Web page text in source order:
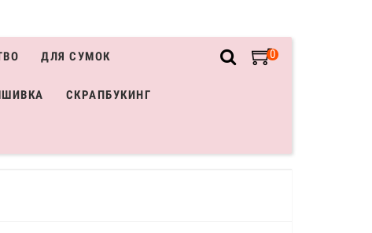
0
ДЛЯ СУМОК
СКРАПБУКИНГ